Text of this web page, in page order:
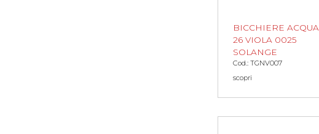
BICCHIERE ACQUA
26 VIOLA 0025
SOLANGE
Cod.: TGNV007
scopri